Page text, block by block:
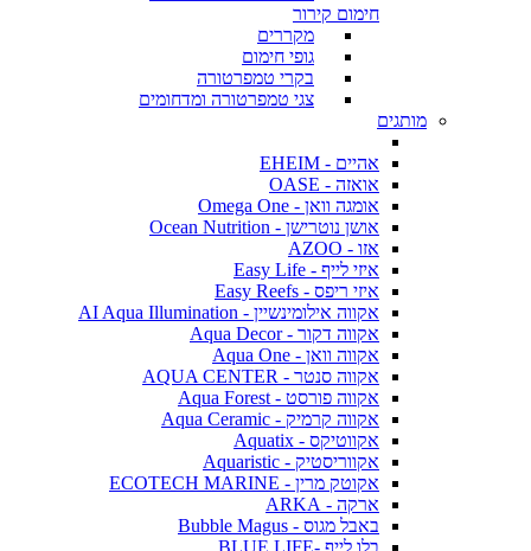
חימום קירור
מקררים
גופי חימום
בקרי טמפרטורה
צגי טמפרטורה ומדחומים
מותגים
אהיים - EHEIM
אואזה - OASE
אומגה וואן - Omega One
אושן נוטרישן - Ocean Nutrition
אזו - AZOO
איזי לייף - Easy Life
איזי ריפס - Easy Reefs
אקווה אילומינשיין - AI Aqua Illumination
אקווה דקור - Aqua Decor
אקווה וואן - Aqua One
אקווה סנטר - AQUA CENTER
אקווה פורסט - Aqua Forest
אקווה קרמיק - Aqua Ceramic
אקווטיקס - Aquatix
אקווריסטיק - Aquaristic
אקוטק מרין - ECOTECH MARINE
ארקה - ARKA
באבל מגוס - Bubble Magus
בלו לייף -BLUE LIFE